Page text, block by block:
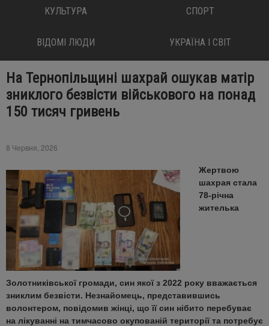
КУЛЬТУРА СПОРТ
ВІДОМІ ЛЮДИ УКРАЇНА І СВІТ
На Тернопільщині шахрай ошукав матір
зниклого безвісти військового на понад
150 тисяч гривень
8 Червня, 2026
Жертвою
шахрая стала
78-річна
жителька
Золотниківської громади, син якої з 2022 року вважається
зниклим безвісти. Незнайомець, представившись
волонтером, повідомив жінці, що її син нібито перебуває
на лікуванні на тимчасово окупованій території та потребує